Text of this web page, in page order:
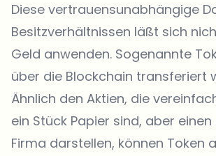
Diese vertrauensunabhängige
Besitzverhältnissen läßt sich
Geld anwenden. Sogenannte
über die Blockchain transferiert
Ähnlich den Aktien, die
ein Stück Papier sind, aber einen
Firma darstellen, können Token